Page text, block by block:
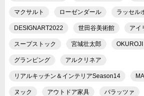
マクサルト ローゼンダール ラッセル
DESIGNART2022 世田谷美術館 アイ
スープストック 宮城壮太郎 OKUROJI
グランピング アルクリネア
リアルキッチン＆インテリアSeason14
ヌック アウトドア家具 バラッツァ